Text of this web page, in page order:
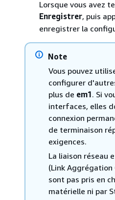
Lorsque vous avez
Enregistrer, puis
enregistrer la
Note
Vous pouvez
configurer
plus de em1. Si
interfaces, elles
connexion
de terminaison
exigences.
La liaison réseau
(Link Aggrégation
sont pas pris en
matérielle ni par